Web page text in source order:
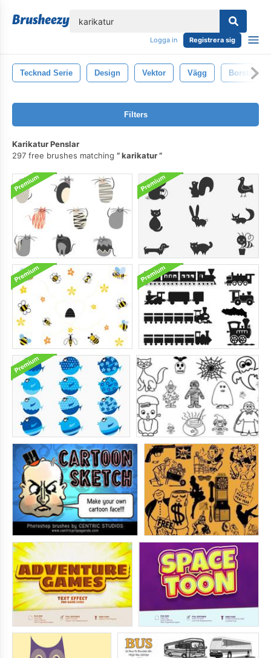
Logga in Registrera sig
Tecknad Serie Design Vektor Vägg Borstar
Filters
Karikatur Penslar
297 free brushes matching
karikatur